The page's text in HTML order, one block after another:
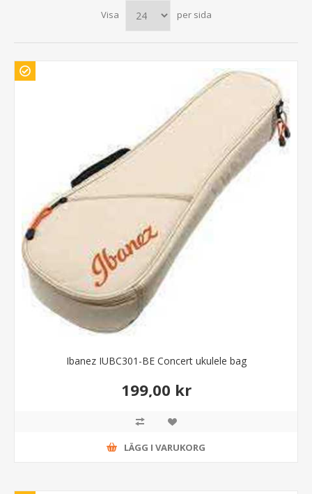
Visa per sida
Ibanez IUBC301-BE Concert ukulele bag
199,00 kr
LÄGG I VARUKORG